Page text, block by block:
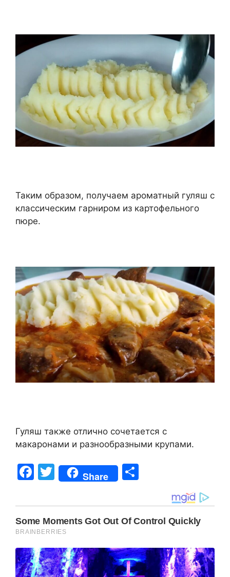
Таким образом, получаем ароматный гуляш с
классическим гарниром из картофельного
пюре.
Гуляш также отлично сочетается с
макаронами и разнообразными крупами.
F
c
e
b
o
o
T
w
itt
er
Share
ar
e